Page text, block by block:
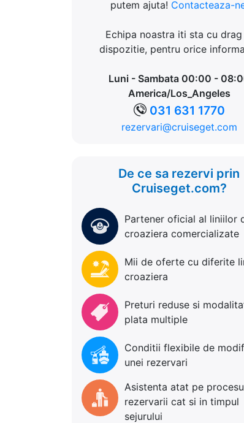
putem ajuta! Contacteaza-
Echipa noastra iti sta cu drag
dispozitie, pentru orice
Luni - Sambata 00:00 -
America/Los_Angeles
031 631 1770
rezervari@cruiseget.com
De ce sa rezervi prin
Cruiseget.com?
Partener oficial al liniilor
croaziera comercializate
Mii de oferte cu diferite
croaziera
Preturi reduse si
plata multiple
Conditii flexibile de
unei rezervari
Asistenta atat pe
rezervarii cat si in timpul
sejurului